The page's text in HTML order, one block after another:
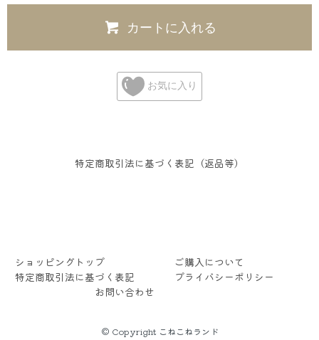
カートに入れる
お気に入り
特定商取引法に基づく表記（返品等）
ショッピングトップ
ご購入について
特定商取引法に基づく表記
プライバシーポリシー
お問い合わせ
© Copyright こねこねランド